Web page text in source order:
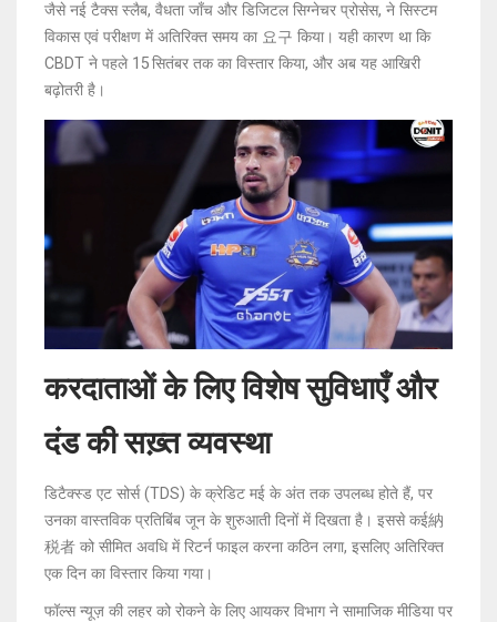
जैसे नई टैक्स स्लैब, वैधता जाँच और डिजिटल सिग्नेचर प्रोसेस, ने सिस्टम
विकास एवं परीक्षण में अतिरिक्त समय का 요구 किया। यही कारण था कि
CBDT ने पहले 15 सितंबर तक का विस्तार किया, और अब यह आखिरी
बढ़ोतरी है।
करदाताओं के लिए विशेष सुविधाएँ और
दंड की सख़्त व्यवस्था
डिटैक्स्ड एट सोर्स (TDS) के क्रेडिट मई के अंत तक उपलब्ध होते हैं, पर
उनका वास्तविक प्रतिबिंब जून के शुरुआती दिनों में दिखता है। इससे कई納
税者 को सीमित अवधि में रिटर्न फाइल करना कठिन लगा, इसलिए अतिरिक्त
एक दिन का विस्तार किया गया।
फॉल्स न्यूज़ की लहर को रोकने के लिए आयकर विभाग ने सामाजिक मीडिया पर